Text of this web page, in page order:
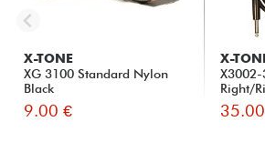
X-TONE
XG 3100 Standard Nylon
Black
9.00 €
X-
Right/